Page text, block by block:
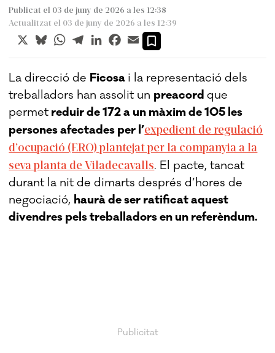
Publicat el 03 de juny de 2026 a les 12:38
Actualitzat el 03 de juny de 2026 a les 12:39
X BlueskyWhatsApp
TelegramLinkedInFacebook
Email
La direcció de Ficosa i la representació dels
treballadors han assolit un preacordque
permetreduir de 172 a un màxim de 105 les
persones afectades per l’expedient de regulació
d’ocupació (ERO) plantejat per la companyia a la
seva planta de Viladecavalls. El pacte, tancat
durant la nit de dimarts després d’hores de
negociació, haurà de ser ratificat aquest
divendres pels treballadors en un referèndum.